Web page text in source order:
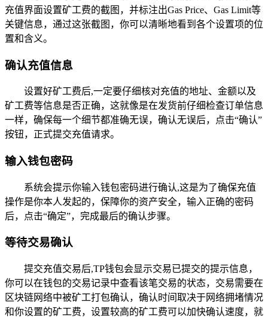
充值界面设置矿工费的截图，并标注出Gas Price、Gas Limit等
关键信息，通过这张截图，你可以清晰地看到各个设置项的位
置和含义。
确认充值信息
设置好矿工费后,一定要仔细核对充值的地址、金额以及
矿工费等信息是否正确，这就像是在发货前仔细检查订单信息
一样，确保每一个细节都准确无误，确认无误后，点击“确认”
按钮，正式提交充值请求。
输入钱包密码
系统会提示你输入钱包密码进行确认,这是为了确保充值
操作是你本人发起的，保障你的资产安全，输入正确的密码
后，点击“确定”，完成最后的确认步骤。
等待交易确认
提交充值交易后,TP钱包会显示交易已提交的提示信息，
你可以在钱包的交易记录中查看该笔交易的状态，交易需要在
区块链网络中被矿工打包确认，确认时间取决于网络拥堵情况
和你设置的矿工费，设置较高的矿工费可以加快确认速度，就